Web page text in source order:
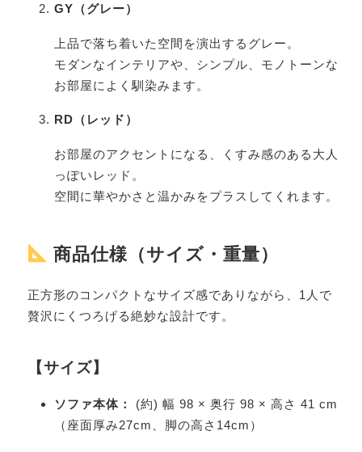
GY（グレー）
上品で落ち着いた空間を演出するグレー。
モダンなインテリアや、シンプル、モノトーンな
お部屋によく馴染みます。
RD（レッド）
お部屋のアクセントになる、くすみ感のある大人
っぽいレッド。
空間に華やかさと温かみをプラスしてくれます。
商品仕様（サイズ・重量）
正方形のコンパクトなサイズ感でありながら、1人で
贅沢にくつろげる絶妙な設計です。
【サイズ】
ソファ本体：
(約) 幅 98 × 奥行 98 × 高さ 41 cm
（座面厚み27cm、脚の高さ14cm）